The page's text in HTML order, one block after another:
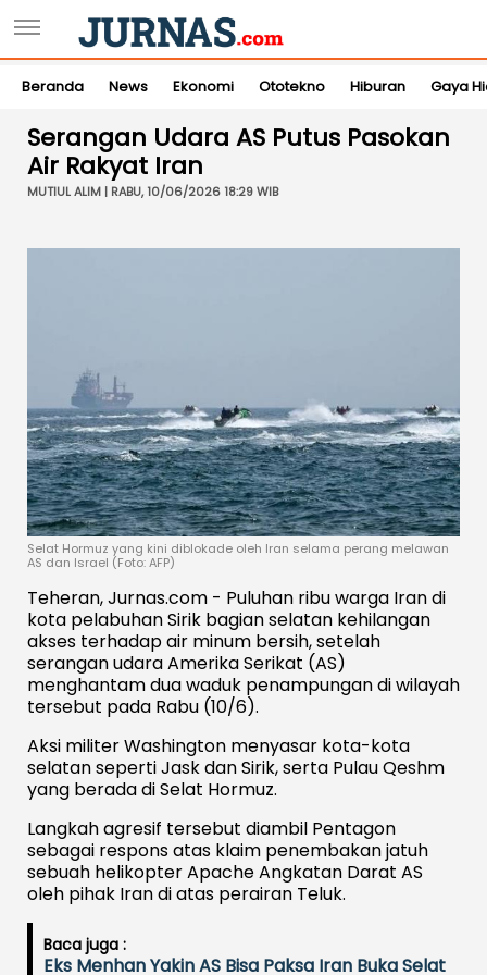
Beranda News Ekonomi Ototekno Hiburan Gaya
Serangan Udara AS Putus Pasokan
Air Rakyat Iran
MUTIUL ALIM | RABU, 10/06/2026 18:29 WIB
Selat Hormuz yang kini diblokade oleh Iran selama perang melawan
AS dan Israel (Foto: AFP)
Teheran, Jurnas.com - Puluhan ribu warga Iran di
kota pelabuhan Sirik bagian selatan kehilangan
akses terhadap air minum bersih, setelah
serangan udara Amerika Serikat (AS)
menghantam dua waduk penampungan di wilayah
tersebut pada Rabu (10/6).
Aksi militer Washington menyasar kota-kota
selatan seperti Jask dan Sirik, serta Pulau Qeshm
yang berada di Selat Hormuz.
Langkah agresif tersebut diambil Pentagon
sebagai respons atas klaim penembakan jatuh
sebuah helikopter Apache Angkatan Darat AS
oleh pihak Iran di atas perairan Teluk.
Baca juga :
Eks Menhan Yakin AS Bisa Paksa Iran Buka Selat